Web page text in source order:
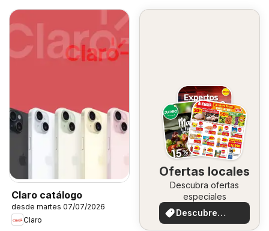
Claro catálogo
desde martes 07/07/2026
Claro
Ofertas locales
Descubra ofertas
especiales
Descubre
ofertas